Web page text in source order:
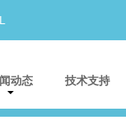
动态 技术支持